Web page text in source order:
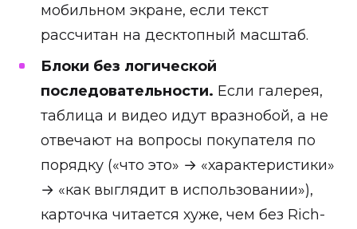
мобильном экране, если текст
рассчитан на десктопный масштаб.
Блоки без логической
последовательности. Если галерея,
таблица и видео идут вразнобой, а не
отвечают на вопросы покупателя по
порядку («что это» → «характеристики»
→ «как выглядит в использовании»),
карточка читается хуже, чем без Rich-